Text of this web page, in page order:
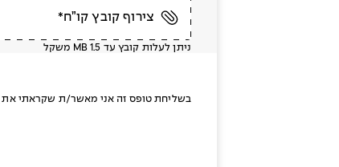
צירוף קובץ קו”ח*
ניתן לעלות קובץ עד MB 1.5 משקל
בשליחת טופס זה אני מאשר/ת שקראתי את